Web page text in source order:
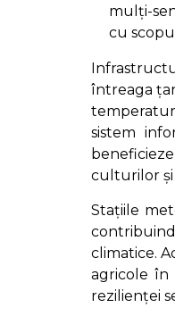
mulți-
cu
întreaga
sistem
culturilor și
Stațiile
climatice.
agricole în
rezilienței